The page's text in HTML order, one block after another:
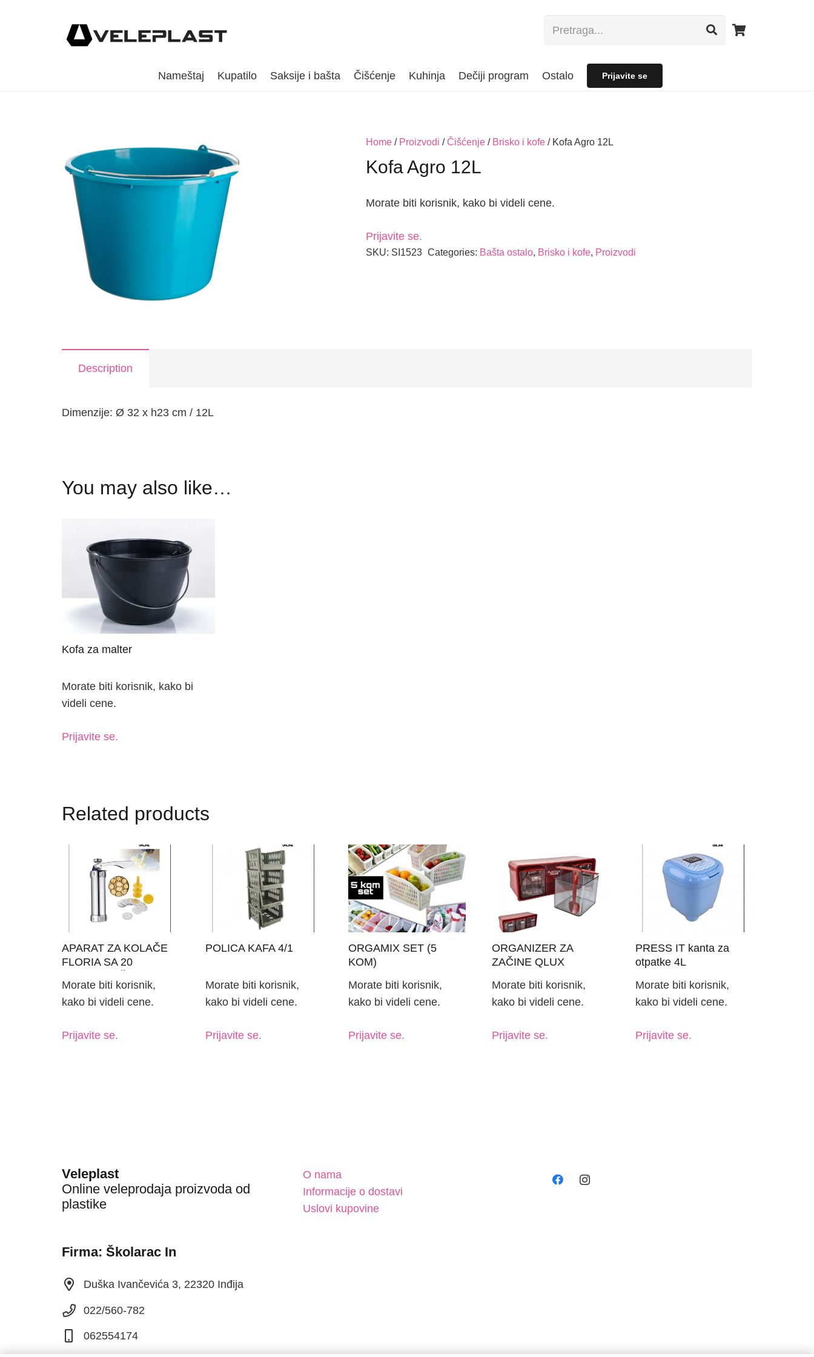
Nameštaj Kupatilo Saksije i bašta Čišćenje Kuhinja Dečiji program Ostalo Prijavite se
Home/ Proizvodi /Čišćenje/ Brisko i kofe/ Kofa Agro 12L
Kofa Agro 12L
Morate biti korisnik, kako bi videli cene.
Prijavite se.
SKU: SI1523 Categories: Bašta ostalo, Brisko i kofe, Proizvodi
Description
Dimenzije: Ø 32 x h23 cm / 12L
You may also like…
Kofa za malter
Morate biti korisnik, kako bi
videli cene.
Prijavite se.
Related products
APARAT ZA KOLAČE
FLORIA SA 20
4 ŠPRIC NASTAVKA!
Morate biti korisnik,
kako bi videli cene.
Prijavite se.
POLICA KAFA 4/1
Morate biti korisnik,
kako bi videli cene.
Prijavite se.
ORGAMIX SET (5
KOM)
Morate biti korisnik,
kako bi videli cene.
Prijavite se.
ORGANIZER ZA
ZAČINE QLUX
Morate biti korisnik,
kako bi videli cene.
Prijavite se.
PRESS IT kanta za
otpatke 4L
Morate biti korisnik,
kako bi videli cene.
Prijavite se.
Veleplast
Online veleprodaja proizvoda od
plastike
Firma: Školarac In
Duška Ivančevića 3, 22320 Inđija
022/560-782
062554174
O nama
Informacije o dostavi
Uslovi kupovine